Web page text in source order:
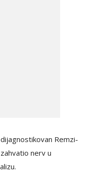
Remzi-
nerv u